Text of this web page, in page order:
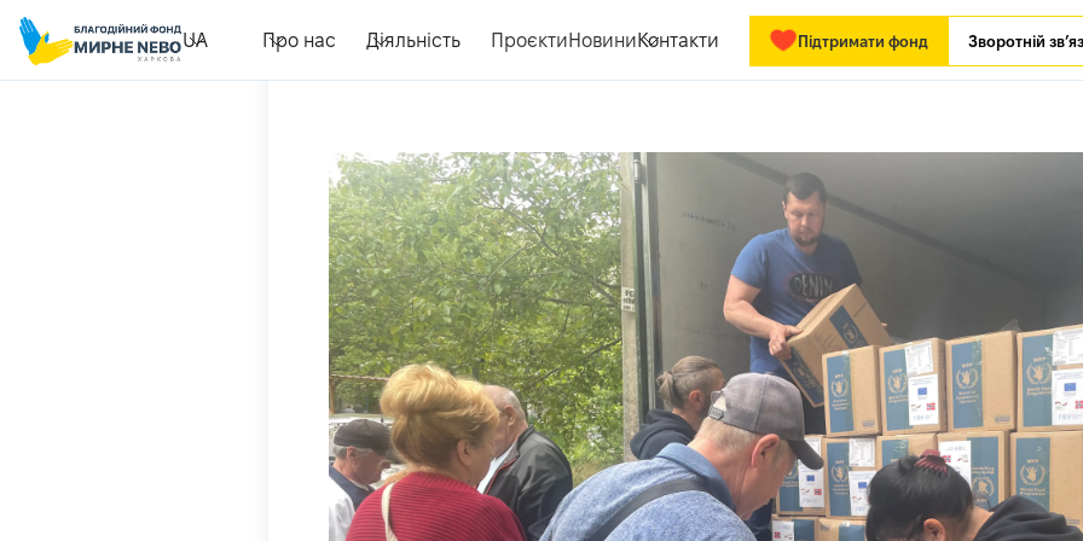
UA Про нас Діяльність ПроєктиНовини Контакти Підтримати фонд Зворотній